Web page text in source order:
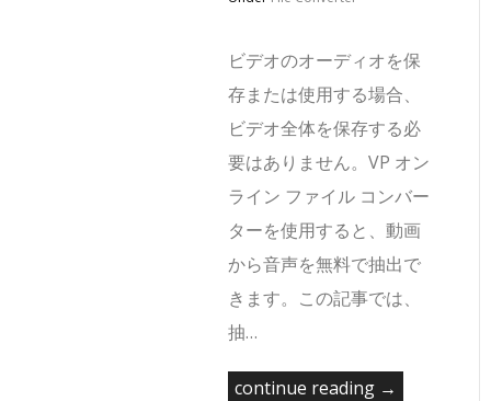
ビデオのオーディオを保
存または使用する場合、
ビデオ全体を保存する必
要はありません。VP オン
ライン ファイル コンバー
ターを使用すると、動画
から音声を無料で抽出で
きます。この記事では、
抽…
continue reading →